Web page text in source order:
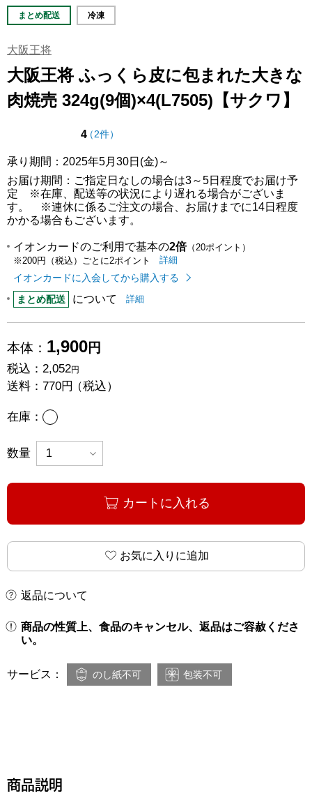
まとめ配送 冷凍
大阪王将
大阪王将 ふっくら皮に包まれた大きな
肉焼売 324g(9個)×4(L7505)【サクワ】
4点（5点満点中）
（2件の評価
）
承り期間：2025年5月30日(金)～
お届け期間：ご指定日なしの場合は3～5日程度でお届け予
定 ※在庫、配送等の状況により遅れる場合がございま
す。 ※連休に係るご注文の場合、お届けまでに14日程度
かかる場合もございます。
イオンカードのご利用で基本の2倍（20ポイント）
※200円（税込）ごとに2ポイント
イオンカードのご利用でたまるポイ
詳細
イオンカードに入会してから購入する
まとめ配送
について まとめ配送についての
詳細はこちら
本体： 1,900円
税込： 2,052円
送料： 770円（税込）
在庫： あり
数量
カートに入れる
お気に入りに追加
返品について
商品の性質上、食品のキャンセル、返品はご容赦くださ
い。
サービス： のし紙不可 包装不可
商品説明